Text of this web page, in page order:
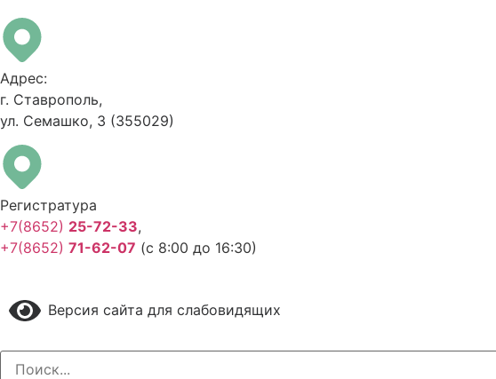
Адрес:
г. Ставрополь,
ул. Семашко, 3 (355029)
Регистратура
+7(8652) 25-72-33,
+7(8652) 71-62-07 (с 8:00 до 16:30)
Версия сайта для слабовидящих